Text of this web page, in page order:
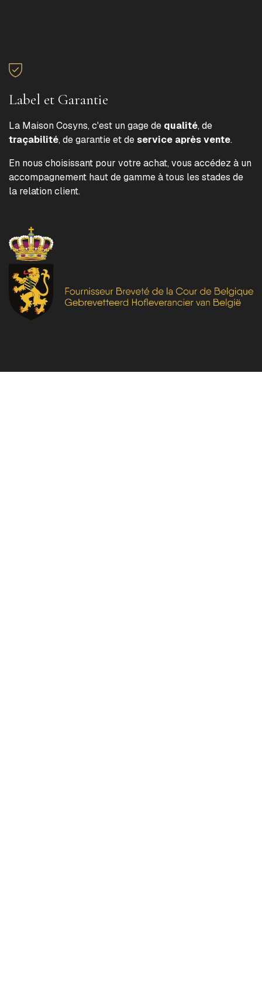
Label et Garantie
La Maison Cosyns, c'est un gage de qualité, de
traçabilité, de garantie et deservice après vente.
En nous choisissant pour votre achat, vous accédez à un
accompagnement haut de gamme à tous les stades de
la relation client.